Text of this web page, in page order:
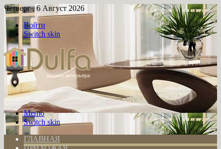
Четверг , 6 Август 2026
Войти
Switch skin
Меню
Switch skin
ГЛАВНАЯ